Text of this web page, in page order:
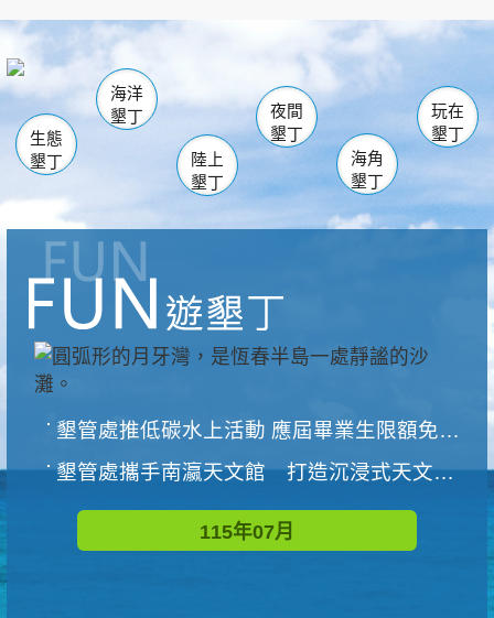
南仁湖
海生館
恆春 佳樂水
龍鑾潭自然中心 森林遊樂區
瓊麻館
關山 墾管處遊客中心
社頂公園 風吹沙
船帆石
白砂 龍磐公園
香蕉灣
砂島
鵝鑾鼻
生態
墾丁
海洋
墾丁
陸上
墾丁
夜間
墾丁
海角
墾丁
玩在
墾丁
墾管處推低碳水上活動 應屆畢業生限額免費參加
墾管處攜手南瀛天文館 打造沉浸式天文探索營隊
115年07月